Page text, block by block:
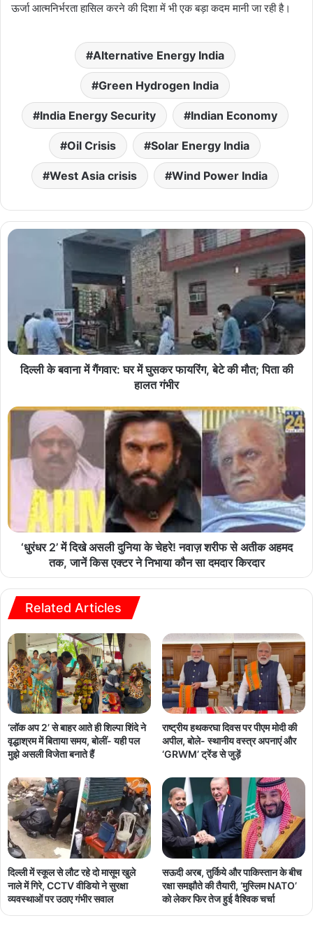
ऊर्जा आत्मनिर्भरता हासिल करने की दिशा में भी एक बड़ा कदम मानी जा रही है।
Alternative Energy India
Green Hydrogen India
India Energy Security Indian Economy
Oil Crisis Solar Energy India
West Asia crisis Wind Power India
दिल्ली के बवाना में गैंगवार: घर में घुसकर फायरिंग, बेटे की मौत; पिता की
हालत गंभीर
‘धुरंधर 2’ में दिखे असली दुनिया के चेहरे! नवाज़ शरीफ से अतीक अहमद
तक, जानें किस एक्टर ने निभाया कौन सा दमदार किरदार
Related Articles
‘लॉक अप 2’ से बाहर आते ही शिल्पा शिंदे ने
वृद्धाश्रम में बिताया समय, बोलीं- यही पल
मुझे असली विजेता बनाते हैं
राष्ट्रीय हथकरघा दिवस पर पीएम मोदी की
अपील, बोले- स्थानीय वस्त्र अपनाएं और
‘GRWM’ ट्रेंड से जुड़ें
दिल्ली में स्कूल से लौट रहे दो मासूम खुले
नाले में गिरे, CCTV वीडियो ने सुरक्षा
व्यवस्थाओं पर उठाए गंभीर सवाल
सऊदी अरब, तुर्किये और पाकिस्तान के बीच
रक्षा समझौते की तैयारी, ‘मुस्लिम NATO’
को लेकर फिर तेज हुई वैश्विक चर्चा